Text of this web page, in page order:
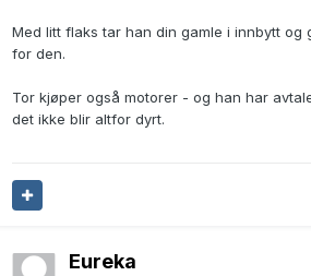
Med litt flaks tar han din gamle i innbytt og
for den.
Tor kjøper også motorer - og han har
det ikke blir altfor dyrt.
Eureka